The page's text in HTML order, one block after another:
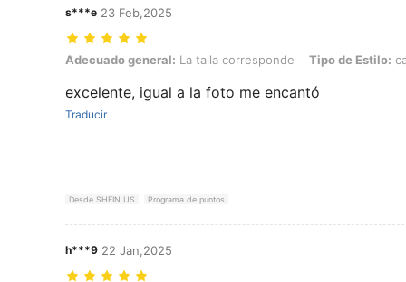
s***e 23 Feb,2025
Adecuado general: La talla corresponde, Tipo de Estilo: cabeza de
Adecuado general: La talla corresponde Tipo de Estilo:
excelente, igual a la foto me encantó
Traducir
Desde SHEIN US Programa de puntos
h***9 22 Jan,2025